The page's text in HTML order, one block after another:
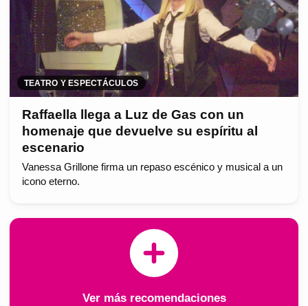
TEATRO Y ESPECTÁCULOS
Raffaella llega a Luz de Gas con un
homenaje que devuelve su espíritu al
escenario
Vanessa Grillone firma un repaso escénico y musical a un
icono eterno.
Ver más recomendaciones